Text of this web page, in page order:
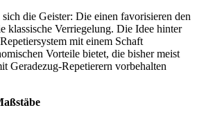
die Geister: Die einen favorisieren den
klassische Verriegelung. Die Idee hinter
mit einem Schaft
Vorteile bietet, die bisher meist
Geradezug-Repetierern vorbehalten